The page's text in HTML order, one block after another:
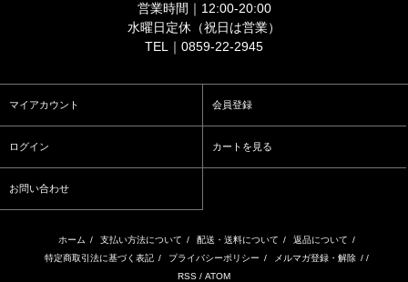
営業時間｜12:00-20:00
水曜日定休（祝日は営業）
TEL｜0859-22-2945
マイアカウント 会員登録
ログイン カートを見る
お問い合わせ
ホーム / 支払い方法について / 配送・送料について / 返品について /
特定商取引法に基づく表記 / プライバシーポリシー / メルマガ登録・解除 / /
RSS / ATOM